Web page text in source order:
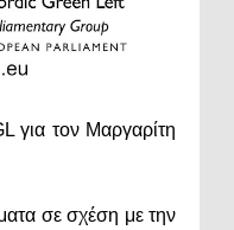
για τον Μαργαρίτη
σε σχέση με την